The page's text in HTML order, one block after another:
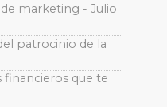
marketing - Julio
patrocinio de la
financieros que te